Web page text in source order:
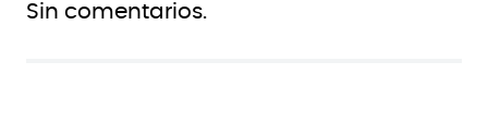
Sin comentarios.